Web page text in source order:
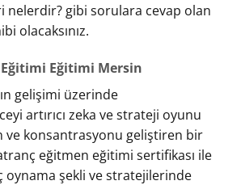
nelerdir? gibi sorulara cevap olan
olacaksınız.
Eğitimi Mersin
gelişimi üzerinde
artırıcı zeka ve strateji oyunu
ve konsantrasyonu geliştiren bir
eğitmen eğitimi sertifikası ile
oynama şekli ve stratejilerinde